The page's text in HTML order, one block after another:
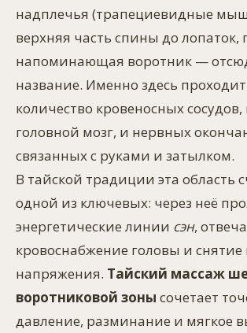
надплечья (трапециевидные
верхняя часть спины до лопаток,
напоминающая воротник —
название. Именно здесь
количество кровеносных
головной мозг, и нервных
связанных с руками и затылком.
В тайской традиции эта область
одной из ключевых: через неё
энергетические линии сэн,
кровоснабжение головы и снятие
напряжения. Тайский массаж
воротниковой зоны сочетает
давление, разминание и мягкое